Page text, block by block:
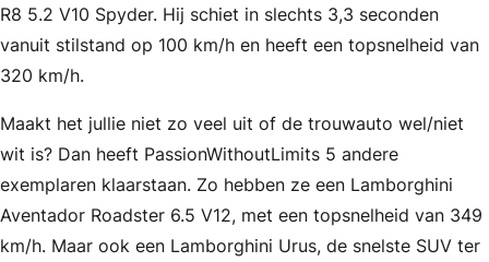
R8 5.2 V10 Spyder. Hij schiet in slechts 3,3 seconden
vanuit stilstand op 100 km/h en heeft een topsnelheid van
320 km/h.
Maakt het jullie niet zo veel uit of de trouwauto wel/niet
wit is? Dan heeft PassionWithoutLimits 5 andere
exemplaren klaarstaan. Zo hebben ze een Lamborghini
Aventador Roadster 6.5 V12, met een topsnelheid van 349
km/h. Maar ook een Lamborghini Urus, de snelste SUV ter